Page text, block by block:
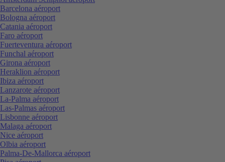
Barcelona aéroport
Bologna aéroport
Catania aéroport
Faro aéroport
Fuerteventura aéroport
Funchal aéroport
Girona aéroport
Heraklion aéroport
Ibiza aéroport
Lanzarote aéroport
La-Palma aéroport
Las-Palmas aéroport
Lisbonne aéroport
Malaga aéroport
Nice aéroport
Olbia aéroport
Palma-De-Mallorca aéroport